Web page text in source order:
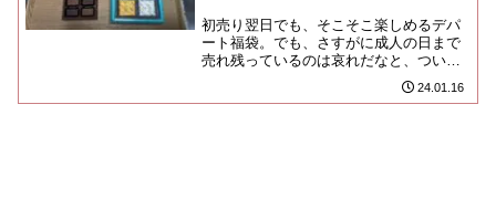
初売り翌日でも、そこそこ楽しめるデパ
ート福袋。でも、さすがに成人の日まで
売れ残っているのは哀れだなと、つい手
に取ってしまった「デメル」です。一
応、双頭の鷲を掲げる店なんだぞ...24.01.16